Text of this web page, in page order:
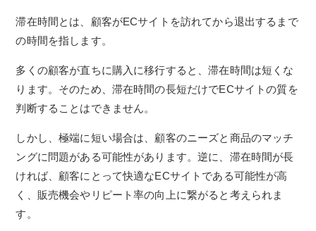
滞在時間とは、顧客がECサイトを訪れてから退出するまで
の時間を指します。
多くの顧客が直ちに購入に移行すると、滞在時間は短くな
ります。そのため、滞在時間の長短だけでECサイトの質を
判断することはできません。
しかし、極端に短い場合は、顧客のニーズと商品のマッチ
ングに問題がある可能性があります。逆に、滞在時間が長
ければ、顧客にとって快適なECサイトである可能性が高
く、販売機会やリピート率の向上に繋がると考えられま
す。